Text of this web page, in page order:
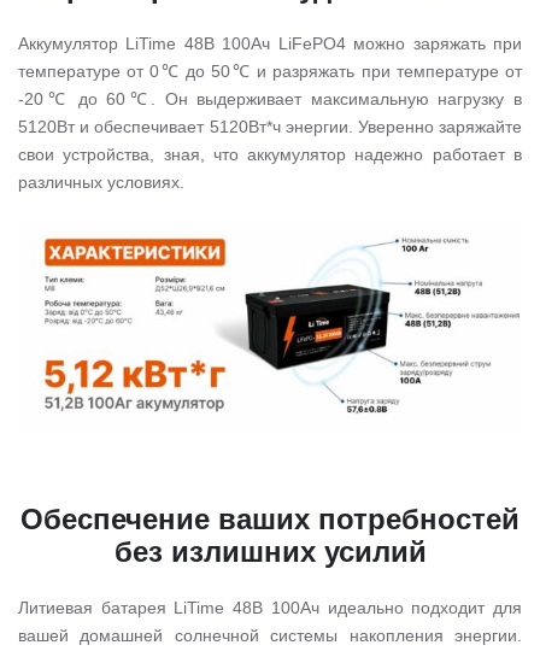
Аккумулятор LiTime 48В 100Ач LiFePO4 можно заряжать при
температуре от 0℃ до 50℃ и разряжать при температуре от
-20℃ до 60℃. Он выдерживает максимальную нагрузку в
5120Вт и обеспечивает 5120Вт*ч энергии. Уверенно заряжайте
свои устройства, зная, что аккумулятор надежно работает в
различных условиях.
Обеспечение ваших потребностей
без излишних усилий
Литиевая батарея LiTime 48В 100Ач идеально подходит для
вашей домашней солнечной системы накопления энергии.